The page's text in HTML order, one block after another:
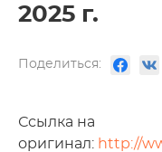
2025 г.
Поделиться:
Ссылка на
оригинал: http://